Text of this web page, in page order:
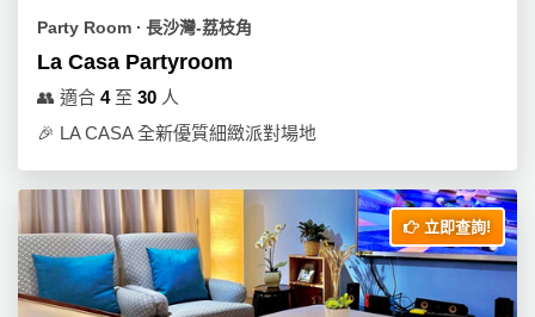
新
奇
樂
體
驗
手
作
工
作
Party Room ∙ 長沙灣-荔枝角
La Casa Partyroom
👥 適合 4至 30 人
🎉 LA CASA 全新優質細緻派對場地
立即查詢!